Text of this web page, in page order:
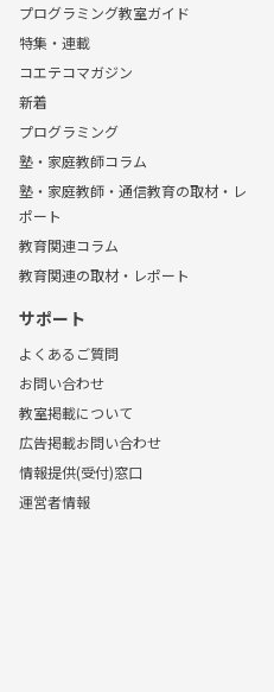
プログラミング教室ガイド
特集・連載
コエテコマガジン
新着
プログラミング
塾・家庭教師コラム
塾・家庭教師・通信教育の取材・レ
ポート
教育関連コラム
教育関連の取材・レポート
サポート
よくあるご質問
お問い合わせ
教室掲載について
広告掲載お問い合わせ
情報提供(受付)窓口
運営者情報